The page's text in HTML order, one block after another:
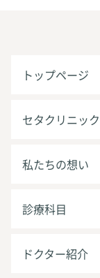
トップページ
セタクリニッ
私たちの想い
診療科目
ドクター紹介